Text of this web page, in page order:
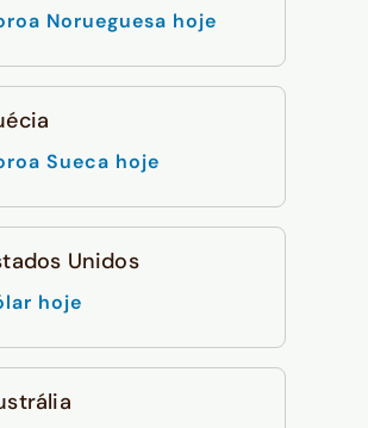
Norueguesa hoje
Sueca hoje
Unidos
hoje